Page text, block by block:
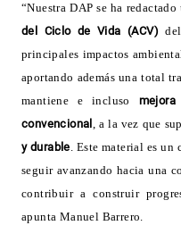
“Nuestra DAP se ha
del Ciclo de Vida (ACV)
principales impactos
aportando además una total
mantiene e incluso
convencional , a la vez que
y durable. Este material es
seguir avanzando hacia una
contribuir a construir
apunta Manuel Barrero.